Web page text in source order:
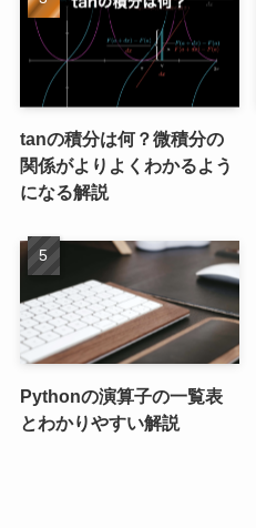
tanの積分は何？微積分の
関係がよりよくわかるよう
になる解説
Pythonの演算子の一覧表
とわかりやすい解説